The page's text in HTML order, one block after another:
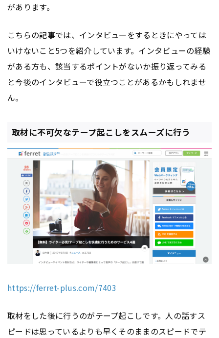
があります。
こちらの記事では、インタビューをするときにやっては
いけないこと5つを紹介しています。インタビューの経験
がある方も、該当するポイントがないか振り返ってみる
と今後のインタビューで役立つことがあるかもしれませ
ん。
取材に不可欠なテープ起こしをスムーズに行う
https://ferret-plus.com/7403
取材をした後に行うのがテープ起こしです。人の話すス
ピードは思っているよりも早くそのままのスピードでテ